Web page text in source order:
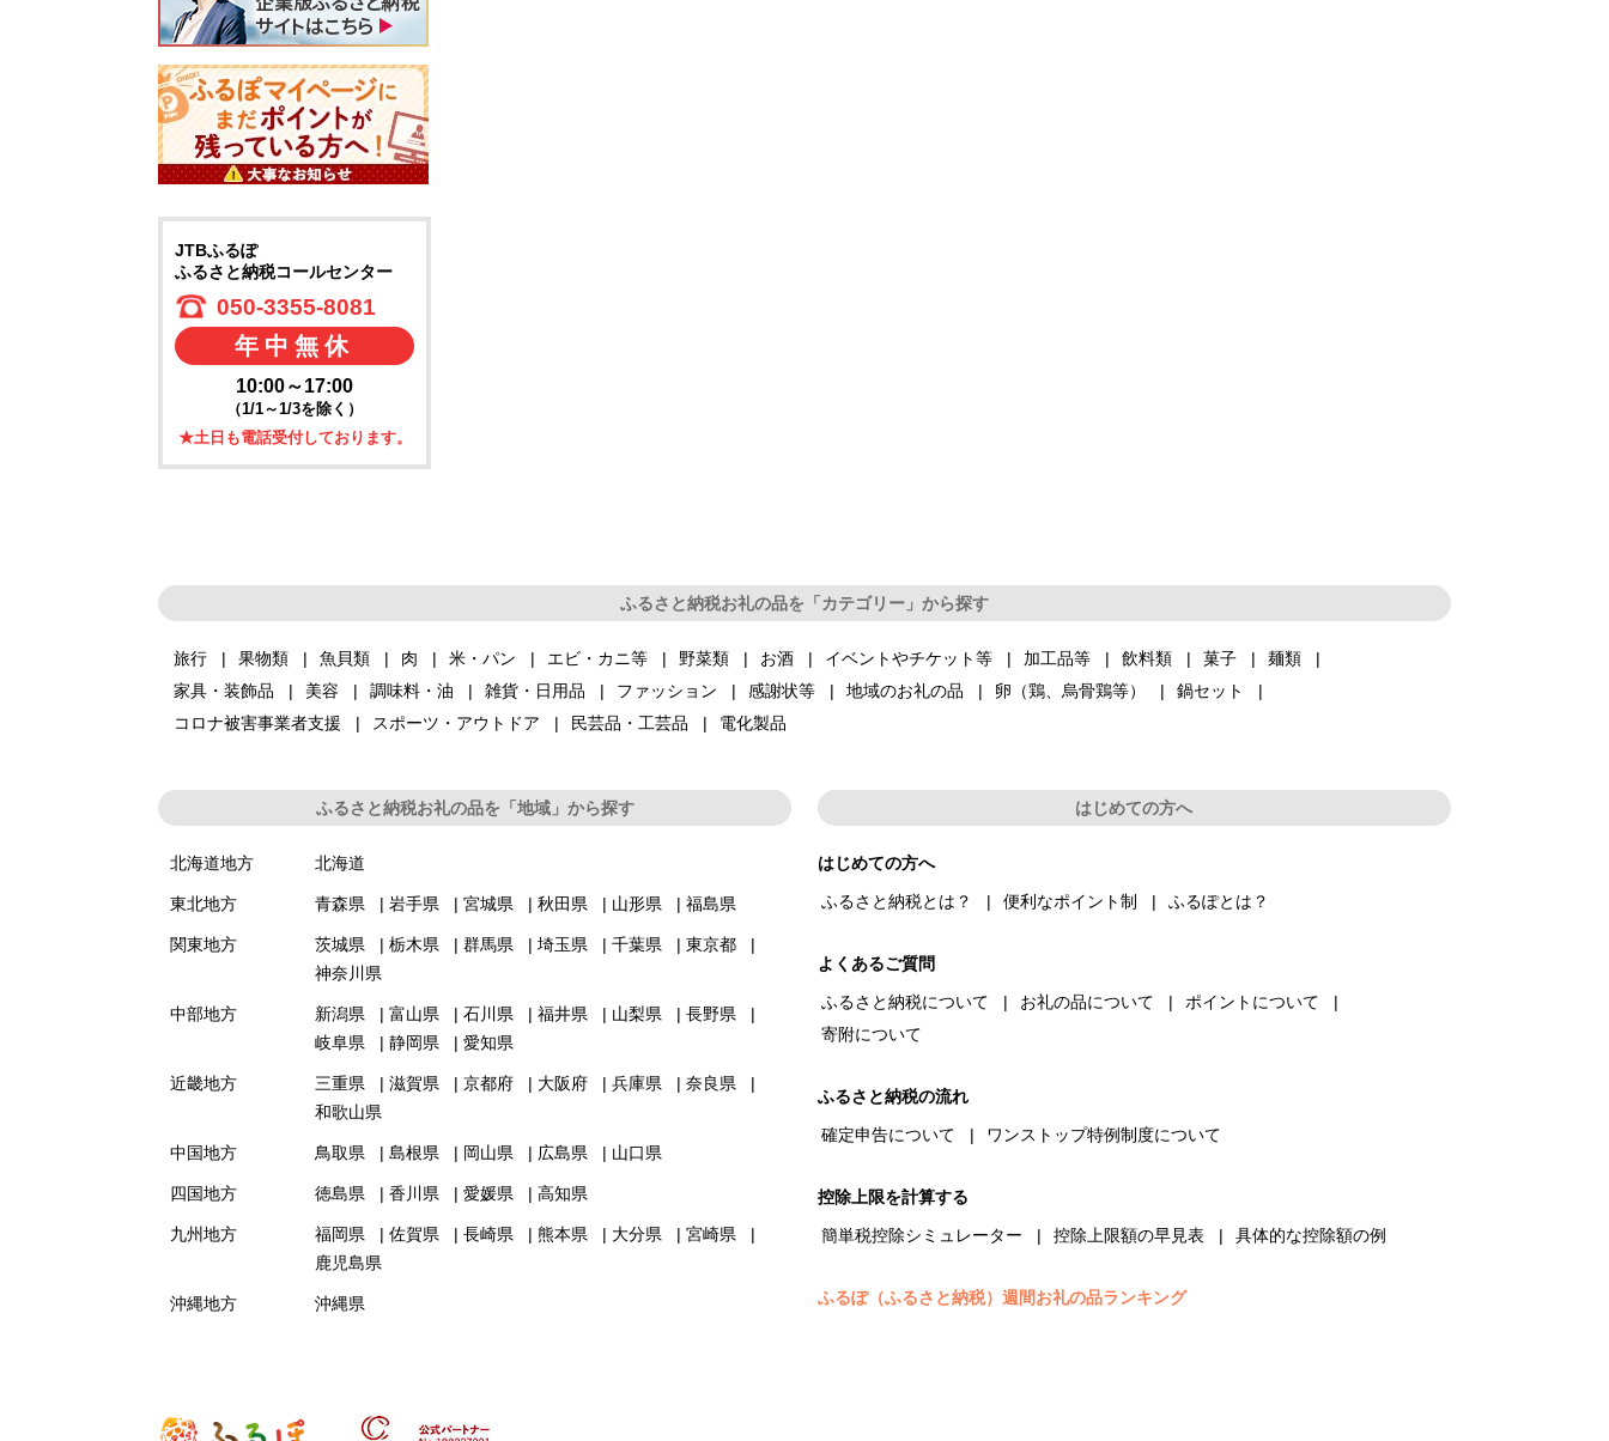
JTBふるぽ
ふるさと納税コールセンター
050-3355-8081
年中無休
10:00～17:00
（1/1～1/3を除く）
★土日も電話受付しております。
ふるさと納税お礼の品を「カテゴリー」から探す
旅行 果物類 魚貝類 肉 米・パン エビ・カニ等 野菜類 お酒 イベントやチケット等 加工品等 飲料類 菓子
麺類
家具・装飾品
美容 調味料・油 雑貨・日用品 ファッション 感謝状等 地域のお礼の品 卵（鶏、烏骨鶏等）
鍋セット
コロナ被害事業者支援
スポーツ・アウトドア 民芸品・工芸品 電化製品
ふるさと納税お礼の品を「地域」から探す
北海道地方 北海道
東北地方 青森県 岩手県 宮城県 秋田県 山形県 福島県
関東地方 茨城県 栃木県 群馬県 埼玉県 千葉県
東京都
神奈川県
中部地方 新潟県 富山県 石川県 福井県 山梨県
長野県
岐阜県
静岡県 愛知県
近畿地方 三重県 滋賀県 京都府 大阪府 兵庫県
奈良県
和歌山県
中国地方 鳥取県 島根県 岡山県 広島県 山口県
四国地方 徳島県 香川県 愛媛県 高知県
九州地方 福岡県 佐賀県 長崎県 熊本県 大分県
宮崎県
鹿児島県
沖縄地方 沖縄県
はじめての方へ
はじめての方へ
ふるさと納税とは？
便利なポイント制 ふるぽとは？
よくあるご質問
ふるさと納税について
お礼の品について
ポイントについて
寄附について
ふるさと納税の流れ
確定申告について
ワンストップ特例制度について
控除上限を計算する
簡単税控除シミュレーター
控除上限額の早見表 具体的な控除額の例
ふるぽ（ふるさと納税）週間お礼の品ランキング